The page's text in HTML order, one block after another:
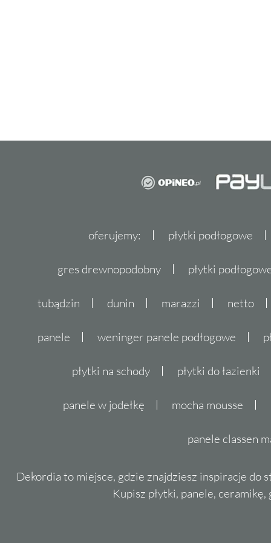
oferujemy: płytki podłogowe
gres drewnopodobny płytki
tubądzin dunin marazzi netto
panele weninger panele podłogowe
płytki na schody płytki do łazienki
panele w jodełkę mocha mousse
panele classen
Dekordia to miejsce, gdzie znajdziesz inspiracje do
Kupisz płytki, panele,